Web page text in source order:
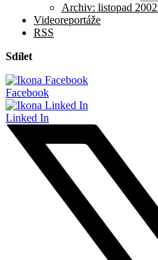
Archiv: listopad
Videoreportáže
RSS
Sdílet
Facebook
Linked In